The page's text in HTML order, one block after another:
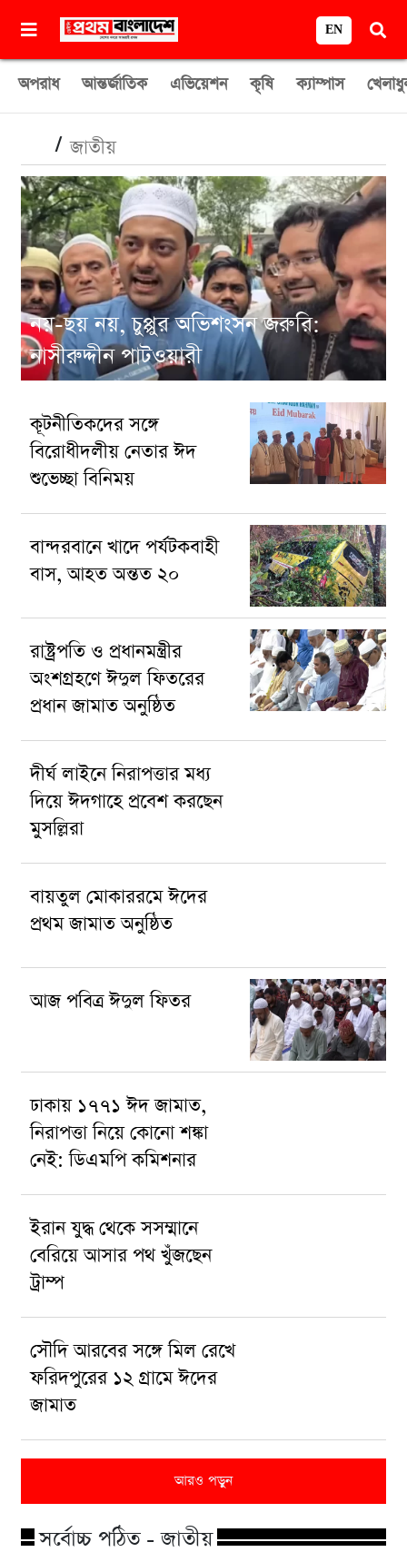
EN
অপরাধ আন্তর্জাতিক এভিয়েশন কৃষি ক্যাম্পাস
/জাতীয়
নয়-ছয় নয়, চুপ্পুর অভিশংসন জরুরি:
নাসীরুদ্দীন পাটওয়ারী
কূটনীতিকদের সঙ্গে
বিরোধীদলীয় নেতার ঈদ
শুভেচ্ছা বিনিময়
বান্দরবানে খাদে পর্যটকবাহী
বাস, আহত অন্তত ২০
রাষ্ট্রপতি ও প্রধানমন্ত্রীর
অংশগ্রহণে ঈদুল ফিতরের
প্রধান জামাত অনুষ্ঠিত
দীর্ঘ লাইনে নিরাপত্তার মধ্য
দিয়ে ঈদগাহে প্রবেশ করছেন
মুসল্লিরা
বায়তুল মোকাররমে ঈদের
প্রথম জামাত অনুষ্ঠিত
আজ পবিত্র ঈদুল ফিতর
ঢাকায় ১৭৭১ ঈদ জামাত,
নিরাপত্তা নিয়ে কোনো শঙ্কা
নেই: ডিএমপি কমিশনার
ইরান যুদ্ধ থেকে সসম্মানে
বেরিয়ে আসার পথ খুঁজছেন
ট্রাম্প
সৌদি আরবের সঙ্গে মিল রেখে
ফরিদপুরের ১২ গ্রামে ঈদের
জামাত
আরও পড়ুন
সর্বোচ্চ পঠিত - জাতীয়